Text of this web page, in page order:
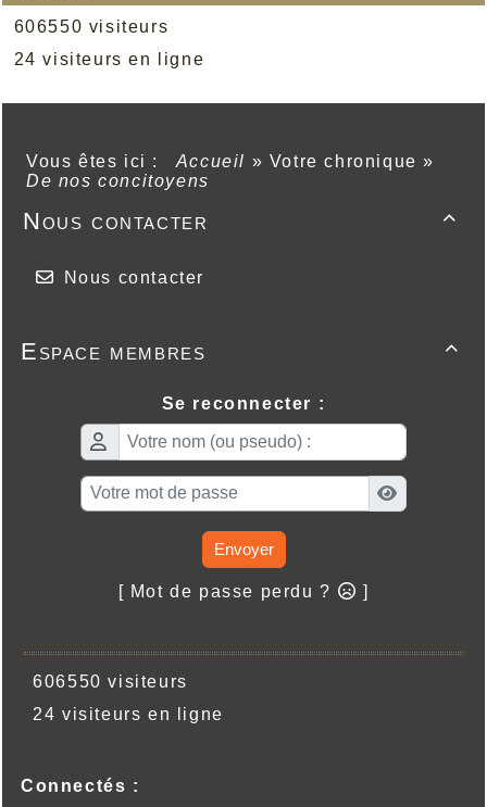
606550 visiteurs
24 visiteurs en ligne
Vous êtes ici : Accueil » Votre chronique »
De nos concitoyens

Nous contacter
Nous contacter

Espace membres
Se reconnecter :
Envoyer
[ Mot de passe perdu ? ]
606550 visiteurs
24 visiteurs en ligne
Connectés :